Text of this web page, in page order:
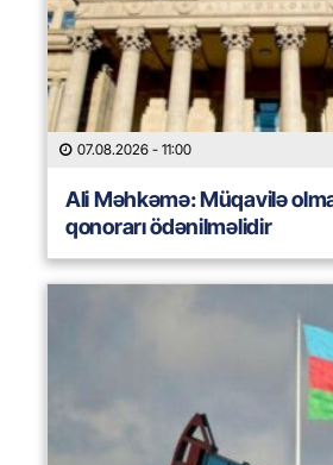
07.08.2026 - 11:00
Ali Məhkəmə: Müqavilə
qonorarı ödənilməlidir